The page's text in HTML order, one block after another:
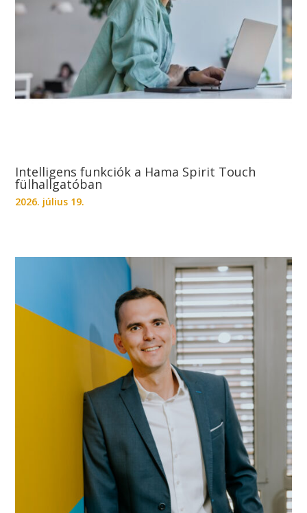
Intelligens funkciók a Hama Spirit Touch
fülhallgatóban
2026. július 19.